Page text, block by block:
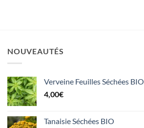
NOUVEAUTÉS
Verveine Feuilles Séchées BIO
4,00€
Tanaisie Séchées BIO